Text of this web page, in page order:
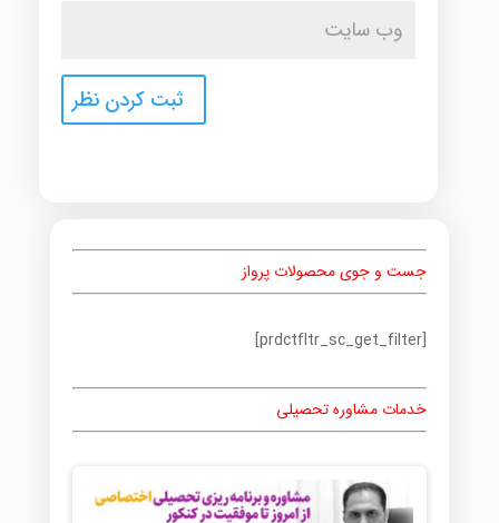
جست و جوی محصولات پرواز
[prdctfltr_sc_get_filter]
خدمات مشاوره تحصیلی